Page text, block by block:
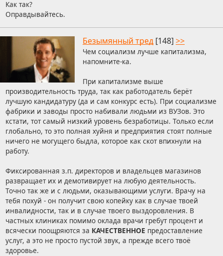
Как так?
Оправдывайтесь.
Безымянный тред [148] >>
Чем социализм лучше капитализма,
напомните-ка.
При капитализме выше
производительность труда, так как работодатель берёт
лучшую кандидатуру (да и сам конкурс есть). При социализме
фабрики и заводы просто набивали людьми из ВУЗов. Это
кстати, тот самый низкий уровень безработицы. Только если
глобально, то это полная хуйня и предприятия стоят полные
ничего не могущего быдла, которое как скот впихнули на
работу.
Фиксированная з.п. директоров и владельцев магазинов
развращает их и демотивирует на любую деятельность.
Точно так же и с людьми, оказывающими услуги. Врачу на
тебя похуй - он получит свою копейку как в случае твоей
инвалидности, так и в случае твоего выздоровления. В
частных клиниках помимо оклада врачи гребут процент и
всячески поощряются за КАЧЕСТВЕННОЕ предоставление
услуг, а это не просто пустой звук, а прежде всего твоё
здоровье.